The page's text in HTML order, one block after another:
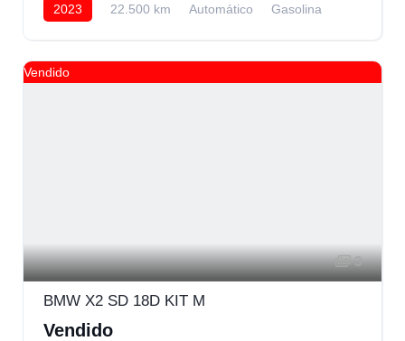
2023 22.500 km Automático
Gasolina
Vendido
3
BMW X2 SD 18D KIT M
Vendido